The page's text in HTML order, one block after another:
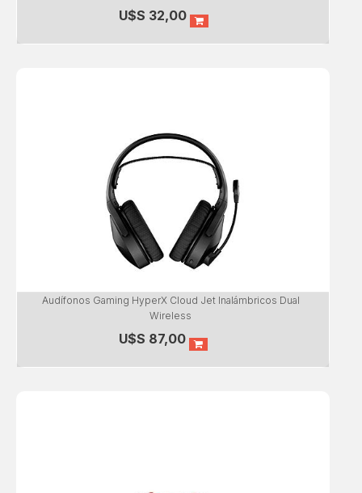
U$S 32,00
Audífonos Gaming HyperX Cloud Jet Inalámbricos Dual
Wireless
U$S 87,00